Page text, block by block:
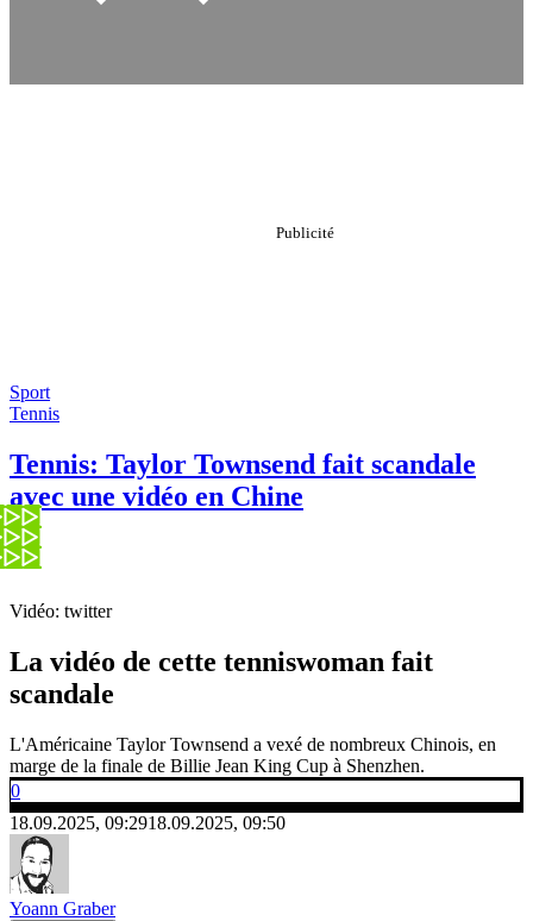
Sport
Tennis
Tennis: Taylor Townsend fait scandale
avec une vidéo en Chine
Vidéo: twitter
La vidéo de cette tenniswoman fait
scandale
L'Américaine Taylor Townsend a vexé de nombreux Chinois, en
marge de la finale de Billie Jean King Cup à Shenzhen.
0
18.09.2025, 09:2918.09.2025, 09:50
Yoann Graber